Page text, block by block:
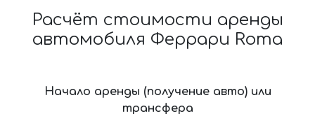
Расчёт стоимости аренды
автомобиля Феррари Roma
Начало аренды (получение авто) или
трансфера